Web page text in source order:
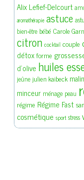
Alix Lefief-Delcourt
aromathérapie astuce
bien-être bébé Carole
citron cocktail couple
détoxforme
d'olive huiles
jeûne julien kaibeck malin
minceur ménage peau
régime Régime Fast
cosmétique sport stress